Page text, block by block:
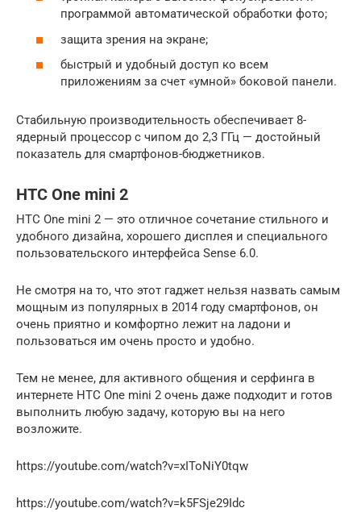
программой автоматической обработки фото;
защита зрения на экране;
быстрый и удобный доступ ко всем
приложениям за счет «умной» боковой панели.
Стабильную производительность обеспечивает 8-
ядерный процессор с чипом до 2,3 ГГц — достойный
показатель для смартфонов-бюджетников.
HTC One mini 2
HTC One mini 2 — это отличное сочетание стильного и
удобного дизайна, хорошего дисплея и специального
пользовательского интерфейса Sense 6.0.
Не смотря на то, что этот гаджет нельзя назвать самым
мощным из популярных в 2014 году смартфонов, он
очень приятно и комфортно лежит на ладони и
пользоваться им очень просто и удобно.
Тем не менее, для активного общения и серфинга в
интернете HTC One mini 2 очень даже подходит и готов
выполнить любую задачу, которую вы на него
возложите.
https://youtube.com/watch?v=xIToNiY0tqw
https://youtube.com/watch?v=k5FSje29Idc